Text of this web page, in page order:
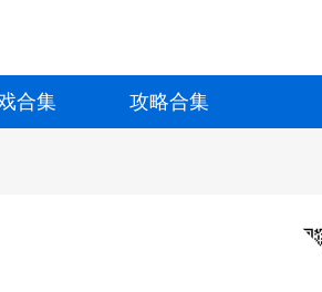
合集 攻略合集